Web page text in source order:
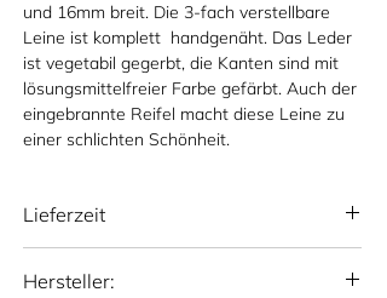
und 16mm breit. Die 3-fach verstellbare
Leine ist komplett handgenäht. Das Leder
ist vegetabil gegerbt, die Kanten sind mit
lösungsmittelfreier Farbe gefärbt. Auch der
eingebrannte Reifel macht diese Leine zu
einer schlichten Schönheit.
Lieferzeit
international: 15-20 Werktage
Hersteller: